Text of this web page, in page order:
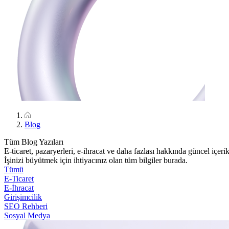
Blog
Tüm Blog Yazıları
E-ticaret, pazaryerleri, e-ihracat ve daha fazlası hakkında güncel
İşinizi büyütmek için ihtiyacınız olan tüm bilgiler burada.
Tümü
E-Ticaret
E-İhracat
Girişimcilik
SEO Rehberi
Sosyal Medya